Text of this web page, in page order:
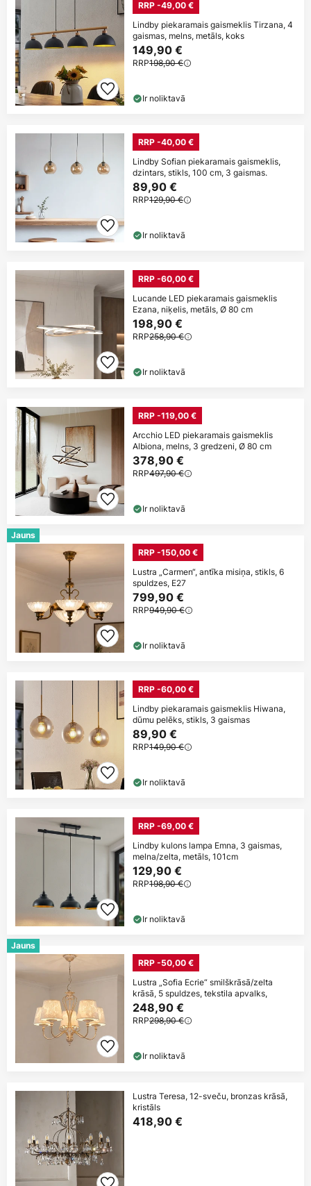
RRP -49,00 €
Lindby piekaramais gaismeklis Tirzana, 4
gaismas, melns, metāls, koks
149,90 €
RRP198,90 €
Ir noliktavā
RRP -40,00 €
Lindby Sofian piekaramais gaismeklis,
dzintars, stikls, 100 cm, 3 gaismas.
89,90 €
RRP129,90 €
Ir noliktavā
RRP -60,00 €
Lucande LED piekaramais gaismeklis
Ezana, niķelis, metāls, Ø 80 cm
198,90 €
RRP258,90 €
Ir noliktavā
RRP -119,00 €
Arcchio LED piekaramais gaismeklis
Albiona, melns, 3 gredzeni, Ø 80 cm
378,90 €
RRP497,90 €
Ir noliktavā
Jauns
RRP -150,00 €
Lustra „Carmen“, antīka misiņa, stikls, 6
spuldzes, E27
799,90 €
RRP949,90 €
Ir noliktavā
RRP -60,00 €
Lindby piekaramais gaismeklis Hiwana,
dūmu pelēks, stikls, 3 gaismas
89,90 €
RRP149,90 €
Ir noliktavā
RRP -69,00 €
Lindby kulons lampa Emna, 3 gaismas,
melna/zelta, metāls, 101cm
129,90 €
RRP198,90 €
Ir noliktavā
Jauns
RRP -50,00 €
Lustra „Sofia Ecrie“ smilškrāsā/zelta
krāsā, 5 spuldzes, tekstila apvalks,
248,90 €
RRP298,90 €
Ir noliktavā
Lustra Teresa, 12-sveču, bronzas krāsā,
kristāls
418,90 €